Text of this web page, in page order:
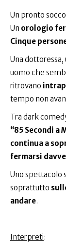
Un pronto
Un orologio
Cinque
Una dottoressa,
uomo che
ritrovano
tempo non
Tra dark
“85 Secondi a
continua a
fermarsi
Uno spettacolo
soprattutto
andare.
Interpreti: